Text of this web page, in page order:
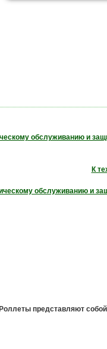
обслуживанию и
К
обслуживанию и
Роллеты представляют